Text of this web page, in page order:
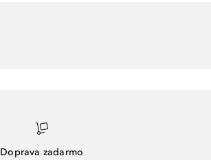
Doprava zadarmo